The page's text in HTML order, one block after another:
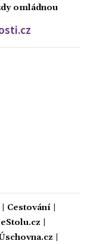
omládnou
Cestování|